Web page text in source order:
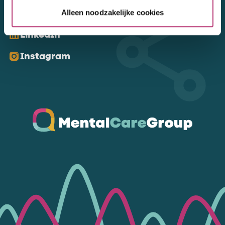
Alleen noodzakelijke cookies
Kom ons volgen
LinkedIn
Instagram